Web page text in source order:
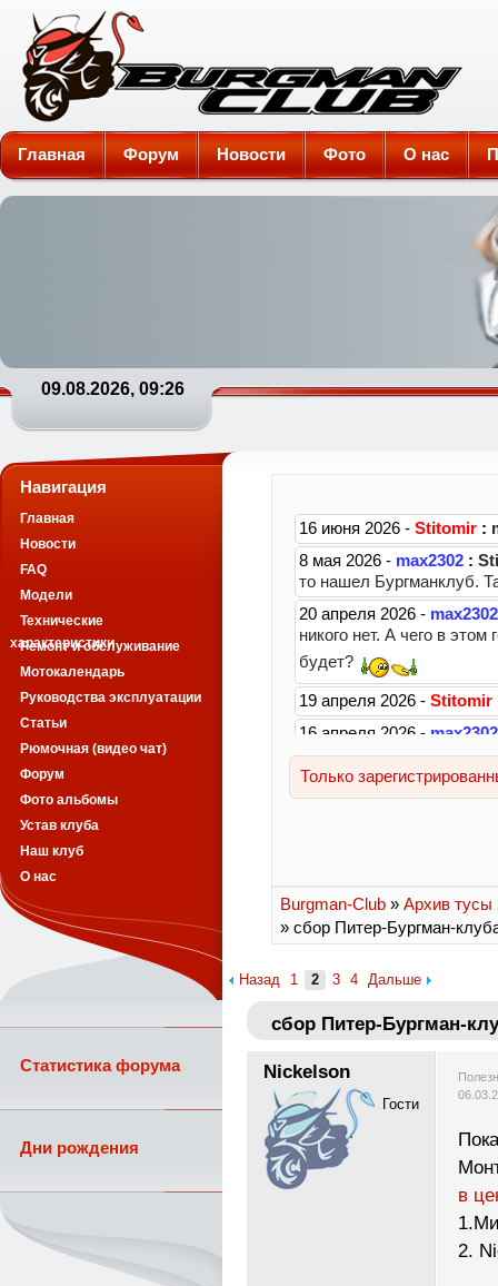
Burgman-Club
Главная Форум Новости Фото О нас
09.08.2026, 09:26
Burgman-Club » Архив тусы
» сбор Питер-Бургман-
Назад 1 2 3 4 Дальше
сбор Питер-Бургман-
Nickelson
Гости
в
2.
Навигация
Главная
Новости
FAQ
Модели
Технические
характеристики
Ремонт и обслуживание
Мотокалендарь
Руководства эксплуатации
Статьи
Рюмочная (видео чат)
Форум
Фото альбомы
Устав клуба
Наш клуб
О нас
Статистика форума
Дни рождения